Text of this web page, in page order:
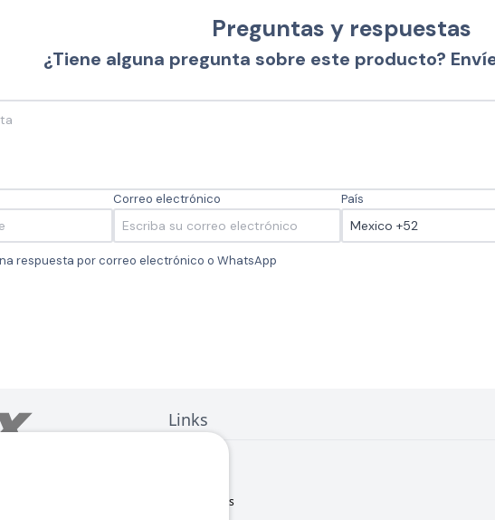
Preguntas y respuestas
¿Tiene alguna pregunta sobre este producto?
Correo electrónico País
respuesta por correo electrónico o WhatsApp
Links
Sucursales